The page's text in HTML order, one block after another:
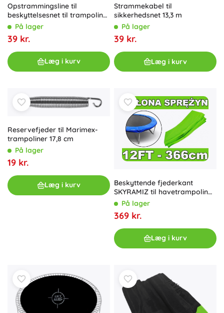
Opstrammingsline til
beskyttelsesnet til trampolin
Marimex 305 cm (8,5 m)
På lager
39 kr.
Læg i kurv
Strammekabel til
sikkerhedsnet 13,3 m
På lager
39 kr.
Læg i kurv
Reservefjeder til Marimex-
trampoliner 17,8 cm
På lager
19 kr.
Læg i kurv
Beskyttende fjederkant
SKYRAMIZ til havetrampolin
366 cm (12 ft) – grøn
På lager
369 kr.
Læg i kurv